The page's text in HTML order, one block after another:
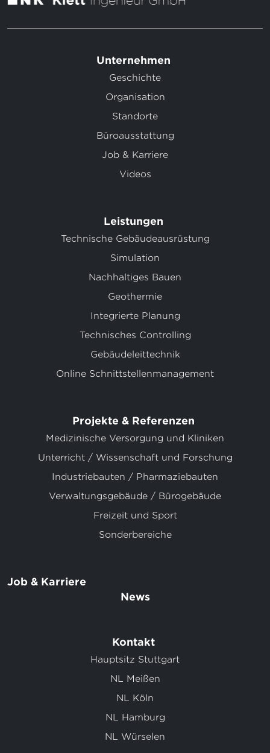
Unternehmen
Geschichte
Organisation
Standorte
Büroausstattung
Job & Karriere
Videos
Leistungen
Technische Gebäudeausrüstung
Simulation
Nachhaltiges Bauen
Geothermie
Integrierte Planung
Technisches Controlling
Gebäudeleittechnik
Online Schnittstellenmanagement
Projekte & Referenzen
Medizinische Versorgung und Kliniken
Unterricht / Wissenschaft und Forschung
Industriebauten / Pharmaziebauten
Verwaltungsgebäude / Bürogebäude
Freizeit und Sport
Sonderbereiche
Job & Karriere
News
Kontakt
Hauptsitz Stuttgart
NL Meißen
NL Köln
NL Hamburg
NL Würselen